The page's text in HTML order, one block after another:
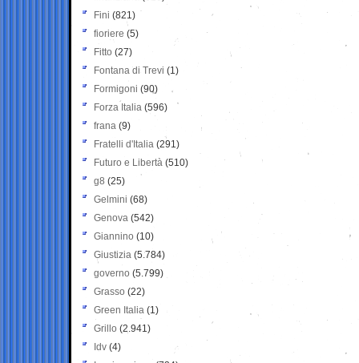
Fini (821)
fioriere (5)
Fitto (27)
Fontana di Trevi (1)
Formigoni (90)
Forza Italia (596)
frana (9)
Fratelli d'Italia (291)
Futuro e Libertà (510)
g8 (25)
Gelmini (68)
Genova (542)
Giannino (10)
Giustizia (5.784)
governo (5.799)
Grasso (22)
Green Italia (1)
Grillo (2.941)
Idv (4)